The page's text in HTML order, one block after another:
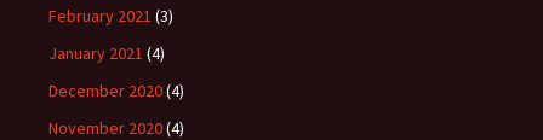
February 2021 (3)
January 2021 (4)
December 2020(4)
November 2020(4)